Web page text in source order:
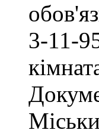
3-11-